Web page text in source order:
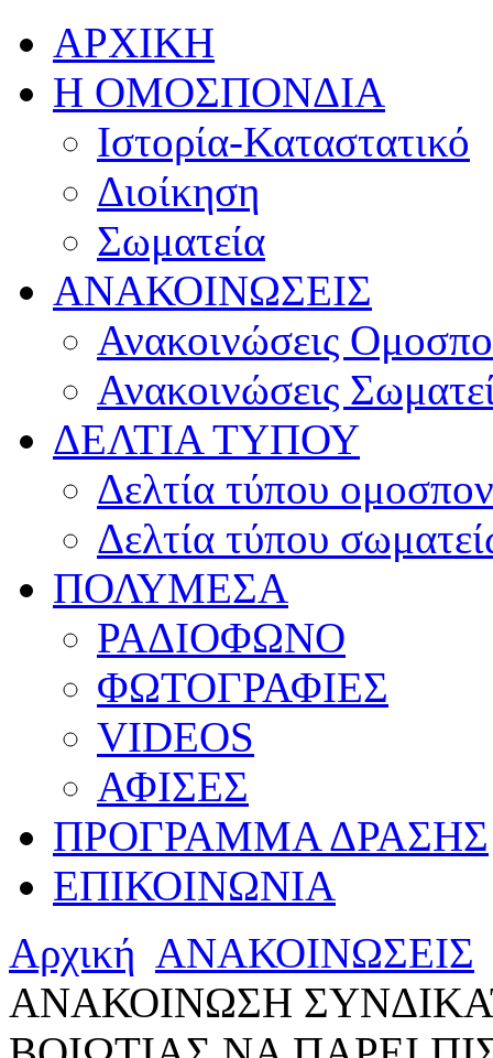
ΑΡΧΙΚΗ
Η ΟΜΟΣΠΟΝΔΙΑ
Ιστορία-Καταστατικό
Διοίκηση
Σωματεία
ΑΝΑΚΟΙΝΩΣΕΙΣ
Ανακοινώσεις
Ανακοινώσεις
ΔΕΛΤΙΑ ΤΥΠΟΥ
Δελτία τύπου
Δελτία τύπου
ΠΟΛΥΜΕΣΑ
ΡΑΔΙΟΦΩΝΟ
ΦΩΤΟΓΡΑΦΙΕΣ
VIDEOS
ΑΦΙΣΕΣ
ΠΡΟΓΡΑΜΜΑ ΔΡΑΣΗΣ
ΕΠΙΚΟΙΝΩΝΙΑ
Αρχική ΑΝΑΚΟΙΝΩΣΕΙΣ
ΑΝΑΚΟΙΝΩΣΗ